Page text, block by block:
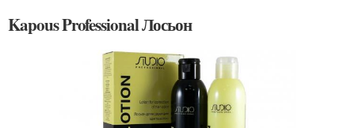
Kapous Professional Лосьон